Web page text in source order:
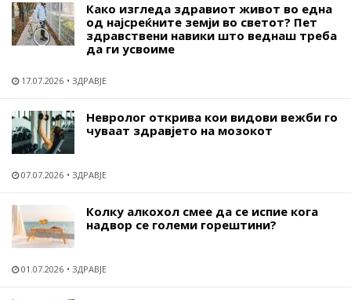
Како изгледа здравиот живот во една
од најсреќните земји во светот? Пет
здравствени навики што веднаш треба
да ги усвоиме
17.07.2026 ЗДРАВЈЕ
Невролог открива кои видови вежби го
чуваат здравјето на мозокот
07.07.2026 ЗДРАВЈЕ
Колку алкохол смее да се испие кога
надвор се големи горештини?
01.07.2026 ЗДРАВЈЕ